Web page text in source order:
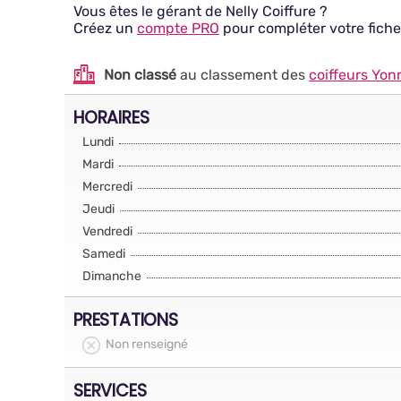
Vous êtes le gérant de Nelly Coiffure ?
Créez un compte PRO pour compléter votre
Non classé au classement des coiffeurs
HORAIRES
Lundi
Mardi
Mercredi
Jeudi
Vendredi
Samedi
Dimanche
PRESTATIONS
Non renseigné
SERVICES